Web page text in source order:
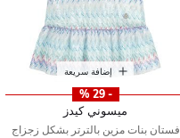
إضافة سريعة
- 29 %
ميسوني كيدز
فستان بنات مزين بالترتر بشكل زجزاج